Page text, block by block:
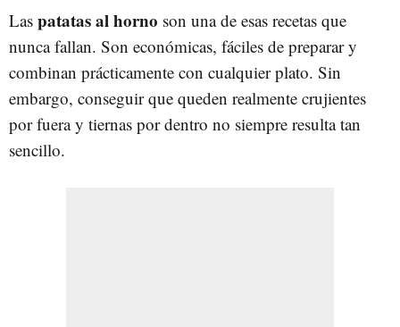
Las patatas al horno son una de esas recetas que
nunca fallan. Son económicas, fáciles de preparar y
combinan prácticamente con cualquier plato. Sin
embargo, conseguir que queden realmente crujientes
por fuera y tiernas por dentro no siempre resulta tan
sencillo.